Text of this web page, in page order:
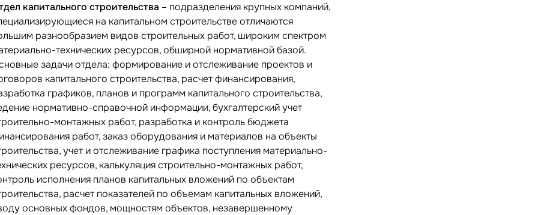
капитального строительства – подразделения крупных компаний,
на капитальном строительстве отличаются
разнообразием видов строительных работ, широким спектром
технических ресурсов, обширной нормативной базой.
задачи отдела: формирование и отслеживание проектов и
капитального строительства, расчет финансирования,
графиков, планов и программ капитального строительства,
нормативно-справочной информации, бухгалтерский учет
монтажных работ, разработка и контроль бюджета
работ, заказ оборудования и материалов на объекты
учет и отслеживание графика поступления материально-
ресурсов, калькуляция строительно-монтажных работ,
исполнения планов капитальных вложений по объектам
расчет показателей по объемам капитальных вложений,
основных фондов, мощностям объектов, незавершенному